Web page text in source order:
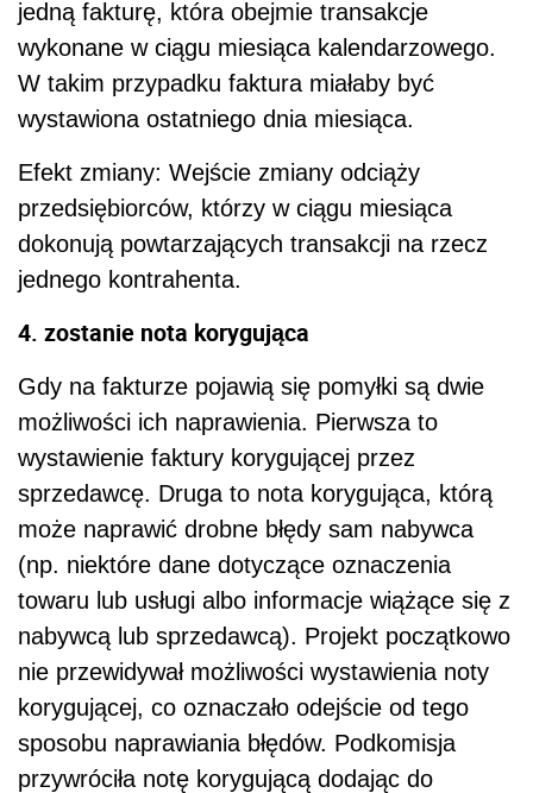
jedną fakturę, która obejmie transakcje
wykonane w ciągu miesiąca kalendarzowego.
W takim przypadku faktura miałaby być
wystawiona ostatniego dnia miesiąca.
Efekt zmiany: Wejście zmiany odciąży
przedsiębiorców, którzy w ciągu miesiąca
dokonują powtarzających transakcji na rzecz
jednego kontrahenta.
4. zostanie nota korygująca
Gdy na fakturze pojawią się pomyłki są dwie
możliwości ich naprawienia. Pierwsza to
wystawienie faktury korygującej przez
sprzedawcę. Druga to nota korygująca, którą
może naprawić drobne błędy sam nabywca
(np. niektóre dane dotyczące oznaczenia
towaru lub usługi albo informacje wiążące się z
nabywcą lub sprzedawcą). Projekt początkowo
nie przewidywał możliwości wystawienia noty
korygującej, co oznaczało odejście od tego
sposobu naprawiania błędów. Podkomisja
przywróciła notę korygującą dodając do